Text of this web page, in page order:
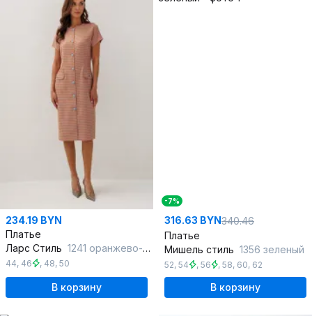
234.19 BYN
Платье
Ларс Стиль 1241 оранжево-голубая_лапка
44, 46 , 48, 50
В корзину
-7%
316.63 BYN340.46
Платье
Мишель стиль 1356 зеленый
52, 54 , 56 , 58, 60, 62
В корзину